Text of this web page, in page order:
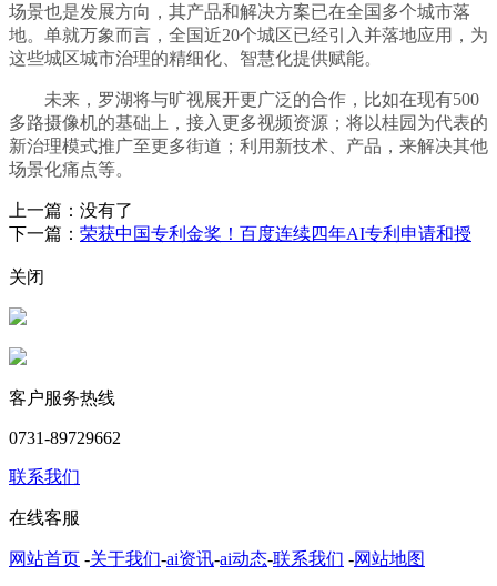
场景也是发展方向，其产品和解决方案已在全国多个城市落
地。单就万象而言，全国近20个城区已经引入并落地应用，为
这些城区城市治理的精细化、智慧化提供赋能。
未来，罗湖将与旷视展开更广泛的合作，比如在现有500
多路摄像机的基础上，接入更多视频资源；将以桂园为代表的
新治理模式推广至更多街道；利用新技术、产品，来解决其他
场景化痛点等。
上一篇：没有了
下一篇： 荣获中国专利金奖！百度连续四年AI专利申请和授
关闭
客户服务热线
0731-89729662
联系我们
在线客服
网站首页 -关于我们-ai资讯-ai动态-联系我们 -网站地图